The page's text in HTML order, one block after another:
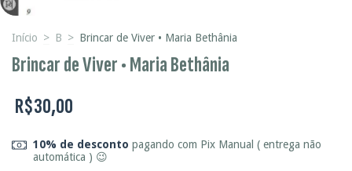
Início > B > Brincar de Viver • Maria Bethânia
Brincar de Viver • Maria Bethânia
R$30,00
10% de desconto pagando com Pix Manual ( entrega não
automática ) 😉